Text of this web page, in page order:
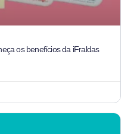
os benefícios da iFraldas